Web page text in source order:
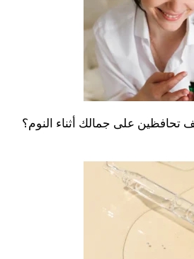
تحافظين على جمالك أثناء النوم؟